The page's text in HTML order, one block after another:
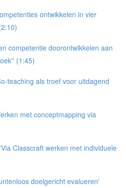
ontwikkelen in vier
competentie doorontwikkelen aan
(1:45)
teaching als troef voor uitdagend
met conceptmapping via
Classcraft werken met individuele
doelgericht evalueren'